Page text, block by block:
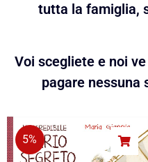
tutta la famiglia,
Voi scegliete e noi
pagare nessuna
5%